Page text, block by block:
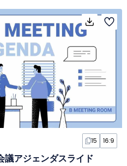
15 16:9
議アジェンダスライド